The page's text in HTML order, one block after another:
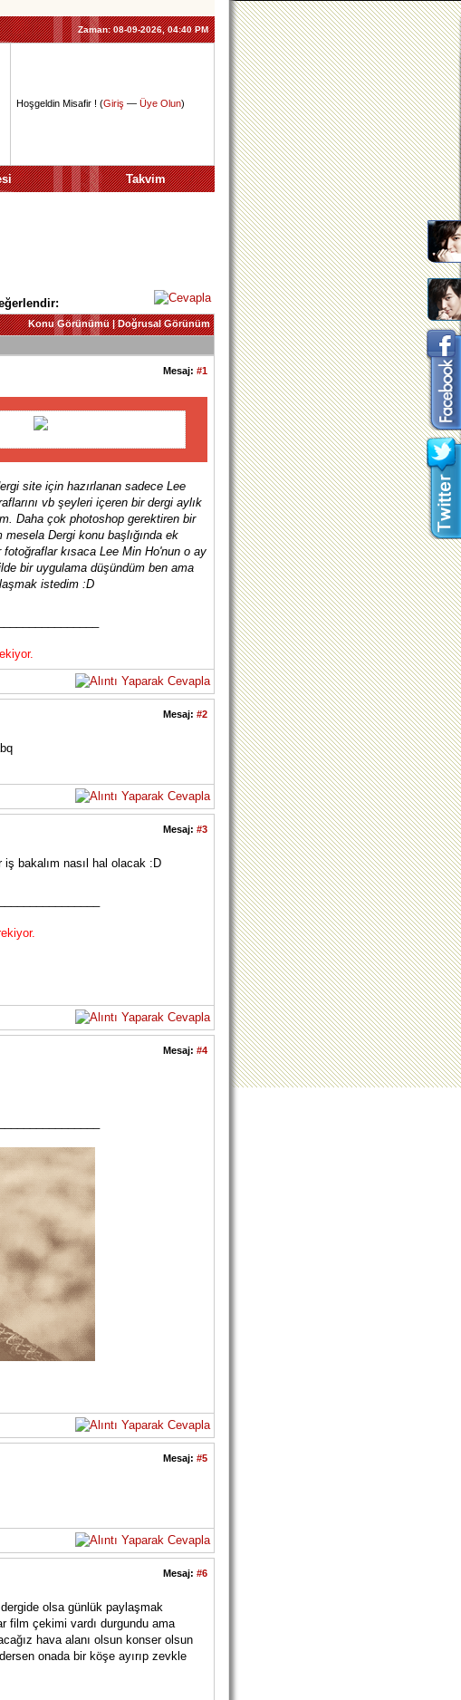
Zaman:08-09-2026, 04:40 PM
Hoşgeldin Misafir ! (Giriş — Üye Olun)
Takvim
Konu Görünümü|Doğrusal Görünüm
Mesaj: #1
site için hazırlanan sadece Lee
vb şeyleri içeren bir dergi aylık
Daha çok photoshop gerektiren bir
Dergi konu başlığında ek
kısaca Lee Min Ho'nun o ay
bir uygulama düşündüm ben ama
istedim :D
Mesaj: #2
Mesaj: #3
bakalım nasıl hal olacak :D
Mesaj: #4
Mesaj: #5
Mesaj: #6
olsa günlük paylaşmak
film çekimi vardı durgundu ama
hava alanı olsun konser olsun
onada bir köşe ayırıp zevkle